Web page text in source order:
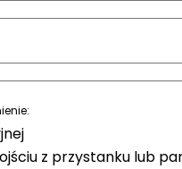
z przystanku lub